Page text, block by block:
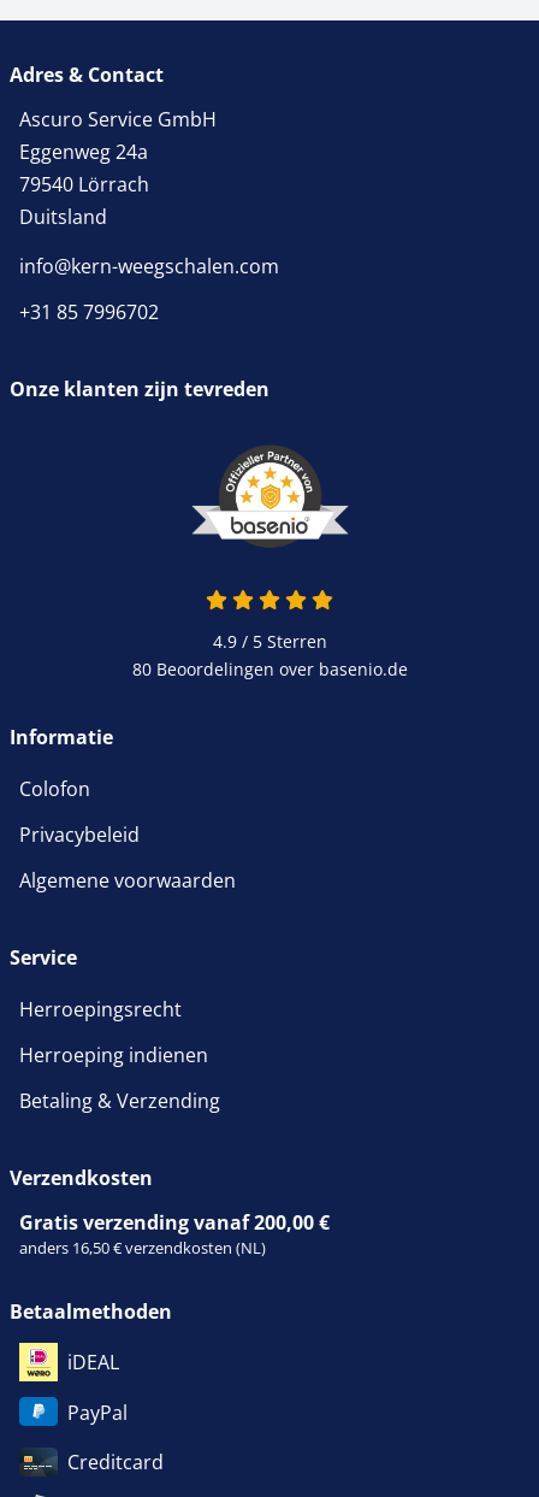
Adres & Contact
Ascuro Service GmbH
Eggenweg 24a
79540 Lörrach
Duitsland
info@kern-weegschalen.com
+31 85 7996702
Onze klanten zijn tevreden
4.9 van 5
4.9 / 5Sterren
80 Beoordelingen over basenio.de
Informatie
Colofon
Privacybeleid
Algemene voorwaarden
Service
Herroepingsrecht
Herroeping indienen
Betaling & Verzending
Verzendkosten
Gratis verzending vanaf 200,00 €
anders 16,50 € verzendkosten (NL)
Betaalmethoden
iDEAL
PayPal
Creditcard